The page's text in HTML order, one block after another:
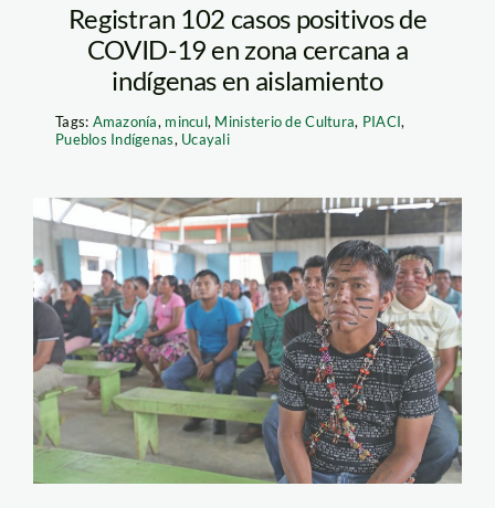
Registran 102 casos positivos de
COVID-19 en zona cercana a
indígenas en aislamiento
Tags: Amazonía, mincul, Ministerio de Cultura, PIACI,
Pueblos Indígenas, Ucayali
Pueblo-Shipibo-
Agencia-Andina-